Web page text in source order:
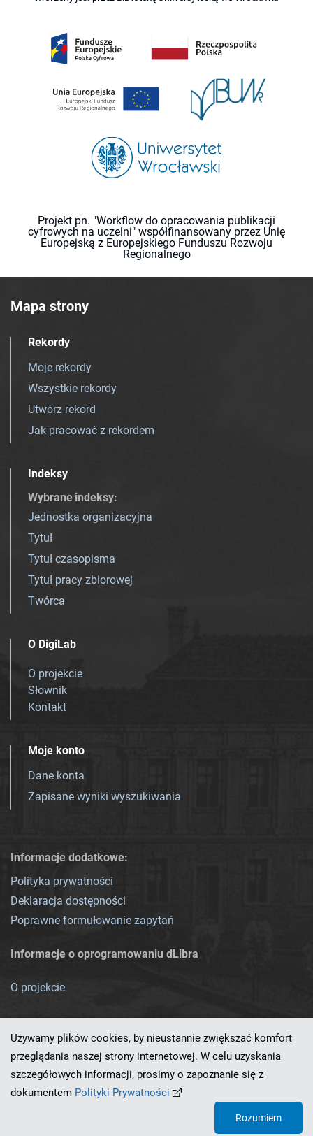
Projekt pn. "Workflow do opracowania publikacji
cyfrowych na uczelni" współfinansowany przez Unię
Europejską z Europejskiego Funduszu Rozwoju
Regionalnego
Mapa strony
Rekordy
Moje rekordy
Wszystkie rekordy
Utwórz rekord
Jak pracować z rekordem
Indeksy
Wybrane indeksy:
Jednostka organizacyjna
Tytuł
Tytuł czasopisma
Tytuł pracy zbiorowej
Twórca
O DigiLab
O projekcie
Słownik
Kontakt
Moje konto
Dane konta
Zapisane wyniki wyszukiwania
Informacje dodatkowe:
Polityka prywatności
Deklaracja dostępności
Poprawne formułowanie zapytań
Informacje o oprogramowaniu dLibra
O projekcie
Ten serwis działa dzięki oprogramowaniu
Używamy plików cookies, by nieustannie zwiększać komfort
przeglądania naszej strony internetowej. W celu uzyskania
szczegółowych informacji, prosimy o zapoznanie się z
dokumentem Polityki Prywatności
Rozumiem